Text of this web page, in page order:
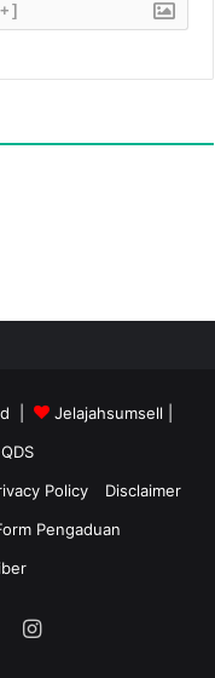
| Jelajahsumsell
QDS
Policy
Disclaimer
Pengaduan
Instagram